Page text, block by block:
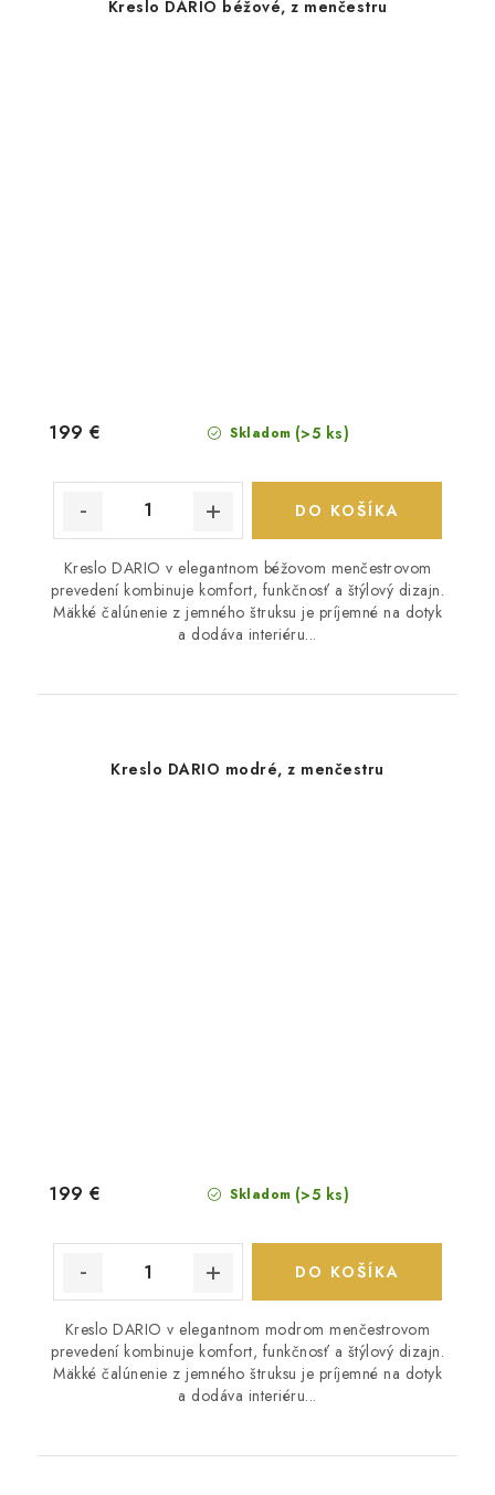
Kreslo DARIO béžové, z menčestru
Skladom (>5 ks)
199 €
DO KOŠÍKA
Kreslo DARIO v elegantnom béžovom menčestrovom
prevedení kombinuje komfort, funkčnosť a štýlový dizajn.
Mäkké čalúnenie z jemného štruksu je príjemné na dotyk
a dodáva interiéru...
Kreslo DARIO modré, z menčestru
Skladom (>5 ks)
199 €
DO KOŠÍKA
Kreslo DARIO v elegantnom modrom menčestrovom
prevedení kombinuje komfort, funkčnosť a štýlový dizajn.
Mäkké čalúnenie z jemného štruksu je príjemné na dotyk
a dodáva interiéru...